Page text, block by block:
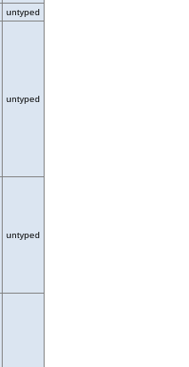
untyped
untyped
untyped